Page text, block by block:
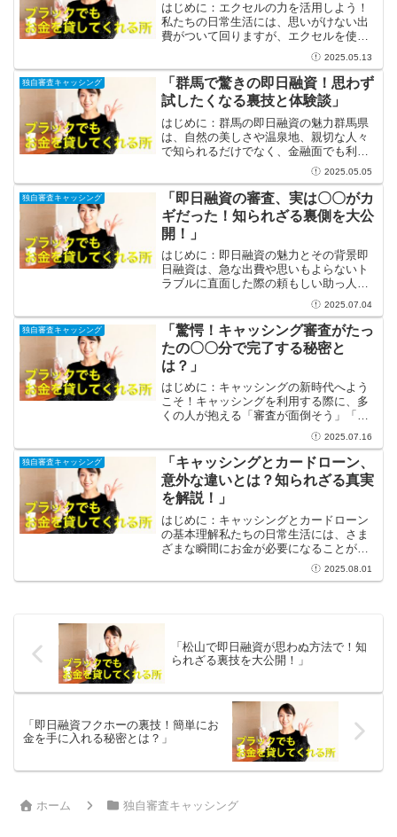
はじめに：エクセルの力を活用しよう！
私たちの日常生活には、思いがけない出
費がついて回りますが、エクセルを使え
ば、その不安も軽減できます！「エクセ
ルで即日融資」というフレーズは、一見
すると不思議に感じるかもしれません
が、実はエクセルは資金管理...
2025.05.13
独自審査キャッシング
「群馬で驚きの即日融資！思わず
試したくなる裏技と体験談」
はじめに：群馬の即日融資の魅力群馬県
は、自然の美しさや温泉地、親切な人々
で知られるだけでなく、金融面でも利用
者に優しい即日融資のサービスが整って
います。急な出費や資金の必要性が生じ
たときに、迅速に対応してくれる金融機
関が多数存在しているので...
2025.05.05
独自審査キャッシング
「即日融資の審査、実は〇〇がカ
ギだった！知られざる裏側を大公
開！」
はじめに：即日融資の魅力とその背景即
日融資は、急な出費や思いもよらないト
ラブルに直面した際の頼もしい助っ人で
す。例えば、突然の医療費や急な修理代
等、人生には予測できない出来事がつい
て回ります。そんな時、即日融資を利用
することで、迅速に資金を...
2025.07.04
独自審査キャッシング
「驚愕！キャッシング審査がたっ
たの〇〇分で完了する秘密と
は？」
はじめに：キャッシングの新時代へよう
こそ！キャッシングを利用する際に、多
くの人が抱える「審査が面倒そう」「時
間がかかりそう」といった不安。しか
し、その常識を覆す驚愕の事実があるの
です！今や、キャッシングの審査はたっ
たの数分で完了することが可...
2025.07.16
独自審査キャッシング
「キャッシングとカードローン、
意外な違いとは？知られざる真実
を解説！」
はじめに：キャッシングとカードローン
の基本理解私たちの日常生活には、さま
ざまな瞬間にお金が必要になることがあ
るものです。思いがけない出費が発生し
たり、旅行や趣味に使いたい資金が必要
2025.08.01
「松山で即日融資が思わぬ方法で！知
られざる裏技を大公開！」
「即日融資フクホーの裏技！簡単にお
金を手に入れる秘密とは？」
ホーム 独自審査キャッシング